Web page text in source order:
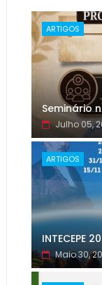
ARTIGOS
Seminário
Julho 05,
ARTIGOS
INTECEPE
Maio 30,